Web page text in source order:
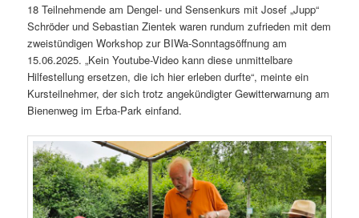
18 Teilnehmende am Dengel- und Sensenkurs mit Josef „Jupp“
Schröder und Sebastian Zientek waren rundum zufrieden mit dem
zweistündigen Workshop zur BIWa-Sonntagsöffnung am
15.06.2025. „Kein Youtube-Video kann diese unmittelbare
Hilfestellung ersetzen, die ich hier erleben durfte“, meinte ein
Kursteilnehmer, der sich trotz angekündigter Gewitterwarnung am
Bienenweg im Erba-Park einfand.